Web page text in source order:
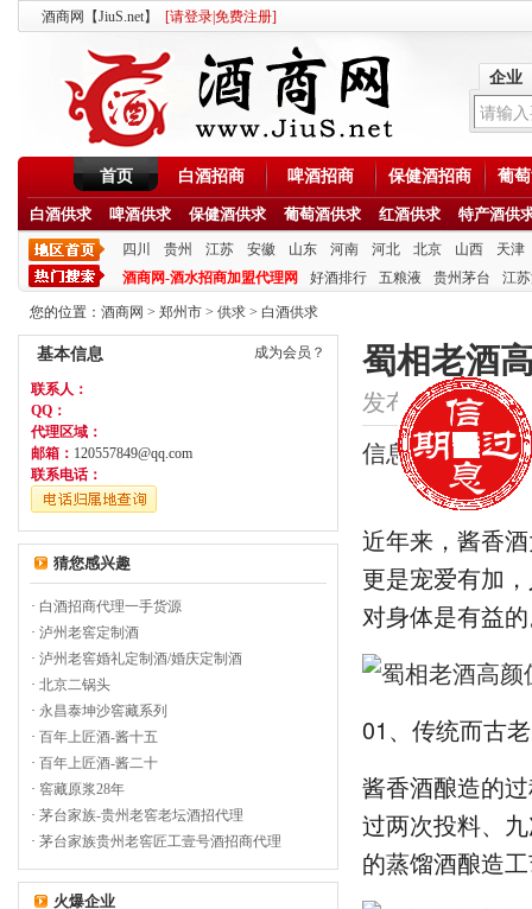
酒商网【JiuS.net】 [请登录免费注册]
企业
首页 白酒招商 啤酒招商 保健酒招商 葡
白酒供求 啤酒供求 保健酒供求 葡萄酒供求 红酒供求 特产酒供
四川 贵州 江苏 安徽 山东 河南 河北 北京 山西
天津
酒商网-酒水招商加盟代理网
好酒排行 五粮液 贵州茅台 江
您的位置： 酒商网 > 郑州市 > 供求 > 白酒供求
成为会员？
基本信息
联系人：
QQ：
代理区域：
邮箱： 120557849@qq.com
联系电话：
猜您感兴趣
· 白酒招商代理一手货源
· 泸州老窖定制酒
· 泸州老窖婚礼定制酒/婚庆定制酒
· 北京二锅头
· 永昌泰坤沙窖藏系列
· 百年上匠酒-酱十五
· 百年上匠酒-酱二十
· 窖藏原浆28年
· 茅台家族-贵州老窖老坛酒招代理
· 茅台家族贵州老窖匠工壹号酒招商代理
火爆企业
蜀相老酒
发布时间：
信息类型：供应
近年来，酱香
更是宠爱有加
对身体是有益
01、传统而古
酱香酒酿造的
过两次投料、
的蒸馏酒酿造